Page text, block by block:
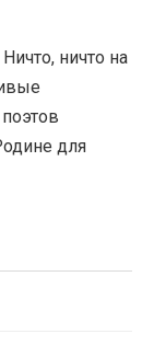
ничто на
для